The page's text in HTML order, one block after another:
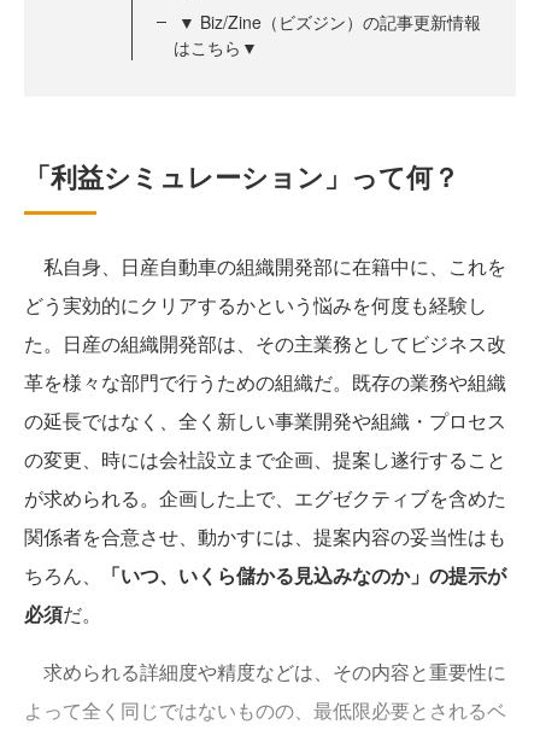
▼ Biz/Zine（ビズジン）の記事更新情報
はこちら▼
「利益シミュレーション」って何？
私自身、日産自動車の組織開発部に在籍中に、これを
どう実効的にクリアするかという悩みを何度も経験し
た。日産の組織開発部は、その主業務としてビジネス改
革を様々な部門で行うための組織だ。既存の業務や組織
の延長ではなく、全く新しい事業開発や組織・プロセス
の変更、時には会社設立まで企画、提案し遂行すること
が求められる。企画した上で、エグゼクティブを含めた
関係者を合意させ、動かすには、提案内容の妥当性はも
ちろん、
「いつ、いくら儲かる見込みなのか」の提示が
必須だ。
求められる詳細度や精度などは、その内容と重要性に
よって全く同じではないものの、最低限必要とされるベ